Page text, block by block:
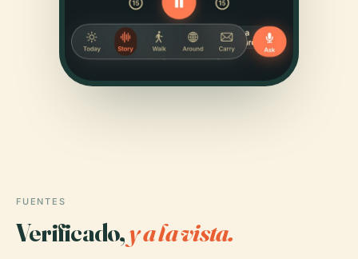
FUENTES
Verificado,y a la vista.